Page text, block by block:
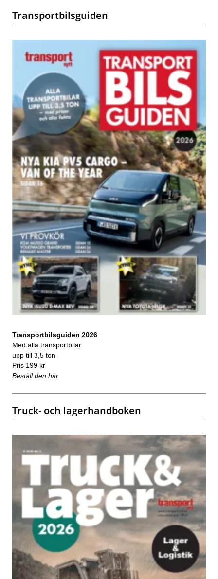
Transportbilsguiden
Transportbilsguiden 2026
Med alla transportbilar
upp till 3,5 ton
Pris 199 kr
Beställ den här
Truck- och lagerhandboken